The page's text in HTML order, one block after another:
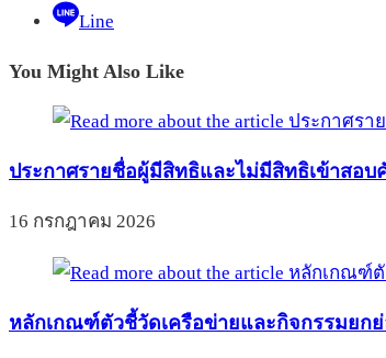
Line
You Might Also Like
ประกาศรายชื่อผู้มีสิทธิและไม่มีสิทธิเข้าสอบ
16 กรกฎาคม 2026
หลักเกณฑ์ตัวชี้วัดเครือข่ายและกิจกรรมยกย่